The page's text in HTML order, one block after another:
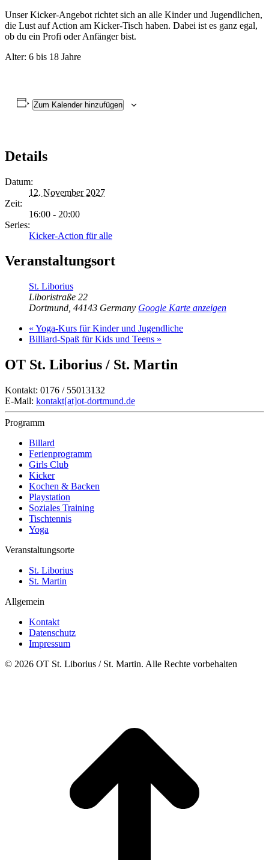
Unser Kicker-Angebot richtet sich an alle Kinder und Jugendlichen,
die Lust auf Action am Kicker-Tisch haben. Dabei ist es ganz egal,
ob du ein Profi oder Anfänger bist.
Alter: 6 bis 18 Jahre
Zum Kalender hinzufügen
Details
Datum:
12. November 2027
Zeit:
16:00 - 20:00
Series:
Kicker-Action für alle
Veranstaltungsort
St. Liborius
Liboristraße 22
Dortmund 44143 Germany Google Karte anzeigen
« Yoga-Kurs für Kinder und Jugendliche
Billiard-Spaß für Kids und Teens »
OT St. Liborius / St. Martin
Kontakt: 0176 / 55013132
E-Mail: kontakt[at]ot-dortmund.de
Programm
Billard
Ferienprogramm
Girls Club
Kicker
Kochen & Backen
Playstation
Soziales Training
Tischtennis
Yoga
Veranstaltungsorte
St. Liborius
St. Martin
Allgemein
Kontakt
Datenschutz
Impressum
© 2026 OT St. Liborius / St. Martin. Alle Rechte vorbehalten